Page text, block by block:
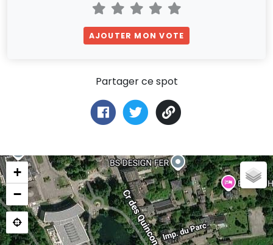
AJOUTER MON VOTE
Partager ce spot
+
−